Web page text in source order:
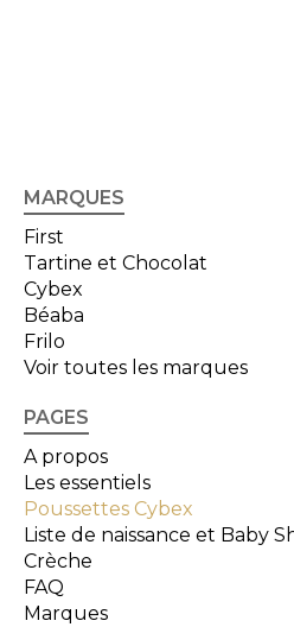
MARQUES
First
Tartine et Chocolat
Cybex
Béaba
Frilo
Voir toutes les marques
PAGES
A propos
Les essentiels
Poussettes Cybex
Liste de naissance et Baby
Crèche
FAQ
Marques